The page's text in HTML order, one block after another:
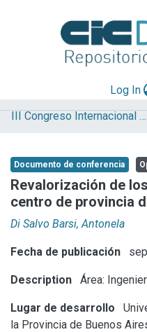
Log In
Explorar
Aportar material
Statistics
III Congreso Internacional de Ciencia y Tecnología
Documento de conferencia
Revalorización de
centro de provincia
Di Salvo Barsi, Antonela
Fecha de publicación
Description Área:
Lugar de desarrollo
la Provincia de Buenos